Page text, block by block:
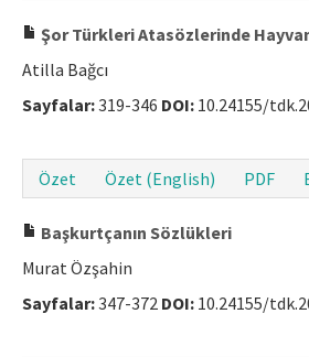
Şor Türkleri Atasözlerinde
Atilla Bağcı
Sayfalar:319-346 DOI: 10.24155/
Özet
Özet (English) PDF
Başkurtçanın Sözlükleri
Murat Özşahin
Sayfalar:347-372 DOI: 10.24155/